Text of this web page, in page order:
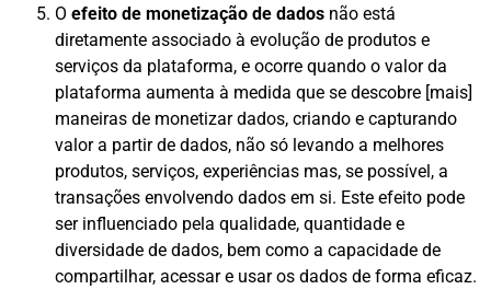
O efeito de monetização de dados não está
diretamente associado à evolução de produtos e
serviços da plataforma, e ocorre quando o valor da
plataforma aumenta à medida que se descobre [mais]
maneiras de monetizar dados, criando e capturando
valor a partir de dados, não só levando a melhores
produtos, serviços, experiências mas, se possível, a
transações envolvendo dados em si. Este efeito pode
ser influenciado pela qualidade, quantidade e
diversidade de dados, bem como a capacidade de
compartilhar, acessar e usar os dados de forma eficaz.